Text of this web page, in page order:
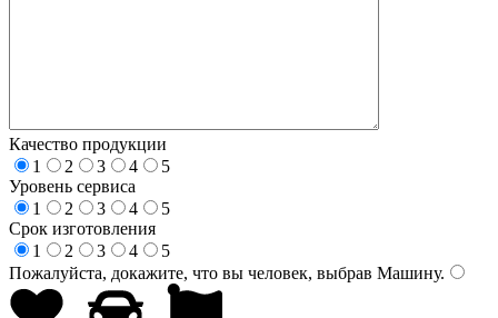
Качество продукции
1
2 3 4
5
Уровень сервиса
1
2 3 4
5
Срок изготовления
1
2 3 4
5
Пожалуйста, докажите, что вы человек, выбрав Машину.